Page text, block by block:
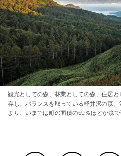
観光としての森、林業としての森、住居
存し、バランスを取っている軽井沢の森
より、いまでは町の面積の60％ほどが森で